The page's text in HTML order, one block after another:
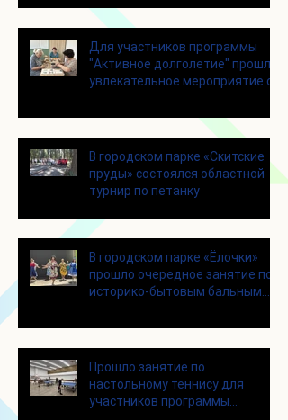
Для участников программы
"Активное долголетие" прошло
увлекательное мероприятие с
играми
В городском парке «Скитские
пруды» состоялся областной
турнир по петанку
В городском парке «Ёлочки»
прошло очередное занятие по
историко-бытовым бальным
Прошло занятие по
настольному теннису для
участников программы